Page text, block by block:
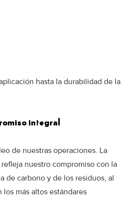
hasta la durabilidad de la
integral
de nuestras operaciones. La
nuestro compromiso con la
de carbono y de los residuos, al
más altos estándares